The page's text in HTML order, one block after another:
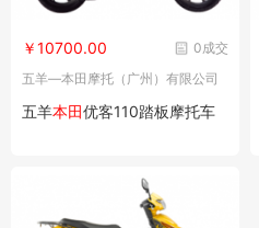
0成交
￥10700.00
五羊—本田摩托（广州）有限公司
五羊本田优客110踏板摩托车